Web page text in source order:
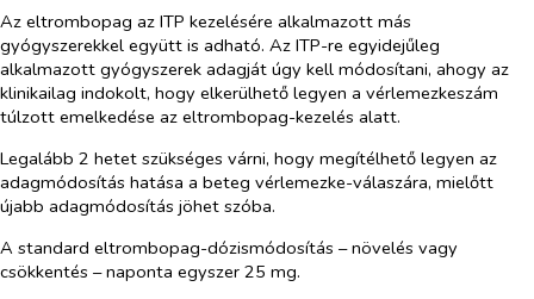
Az eltrombopag az ITP kezelésére alkalmazott más
gyógyszerekkel együtt is adható. Az ITP-re egyidejűleg
alkalmazott gyógyszerek adagját úgy kell módosítani, ahogy az
klinikailag indokolt, hogy elkerülhető legyen a vérlemezkeszám
túlzott emelkedése az eltrombopag-kezelés alatt.
Legalább 2 hetet szükséges várni, hogy megítélhető legyen az
adagmódosítás hatása a beteg vérlemezke-válaszára, mielőtt
újabb adagmódosítás jöhet szóba.
A standard eltrombopag-dózismódosítás – növelés vagy
csökkentés – naponta egyszer 25 mg.